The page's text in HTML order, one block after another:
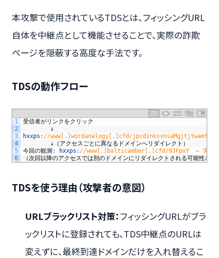
本攻撃で使用されているTDSとは、フィッシングURL
自体を中継点として機能させることで、実際の詐欺
ページを隠蔽する高度な手法です。
TDSの動作フロー
1
2
3
4
5
6
受信者がリンクをクリック
↓
hxxps : //www[.]wordanalogy[.]cfd/jpcdinksvnsaMgjtjtwamt  ←
↓（アクセスごとに異なるドメインへリダイレクト）
今回の観測 : hxxps : //www[.]balticamber[.]cfd/9JFpxY  ← 実際の
（次回以降のアクセスでは別のドメインにリダイレクトされる可能性あり
TDSを使う理由（攻撃者の意図）
URLブラックリスト対策：フィッシングURLがブラ
ックリストに登録されても、TDS中継点のURLは
変えずに、最終到達ドメインだけを入れ替えるこ